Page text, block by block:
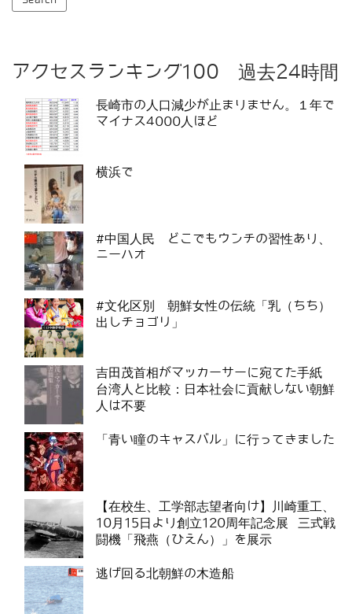
アクセスランキング100 過去24時間
長崎市の人口減少が止まりません。１年で
マイナス4000人ほど
横浜で
#中国人民 どこでもウンチの習性あり、
ニーハオ
#文化区別 朝鮮女性の伝統「乳（ちち）
出しチョゴリ」
吉田茂首相がマッカーサーに宛てた手紙
台湾人と比較：日本社会に貢献しない朝鮮
人は不要
「青い瞳のキャスバル」に行ってきました
【在校生、工学部志望者向け】川崎重工、
10月15日より創立120周年記念展 三式戦
闘機「飛燕（ひえん）」を展示
逃げ回る北朝鮮の木造船